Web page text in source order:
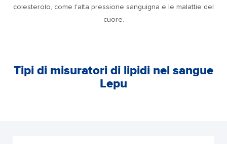
colesterolo, come l'alta pressione sanguigna e le malattie del
cuore.
Tipi di misuratori di lipidi nel sangue
Lepu